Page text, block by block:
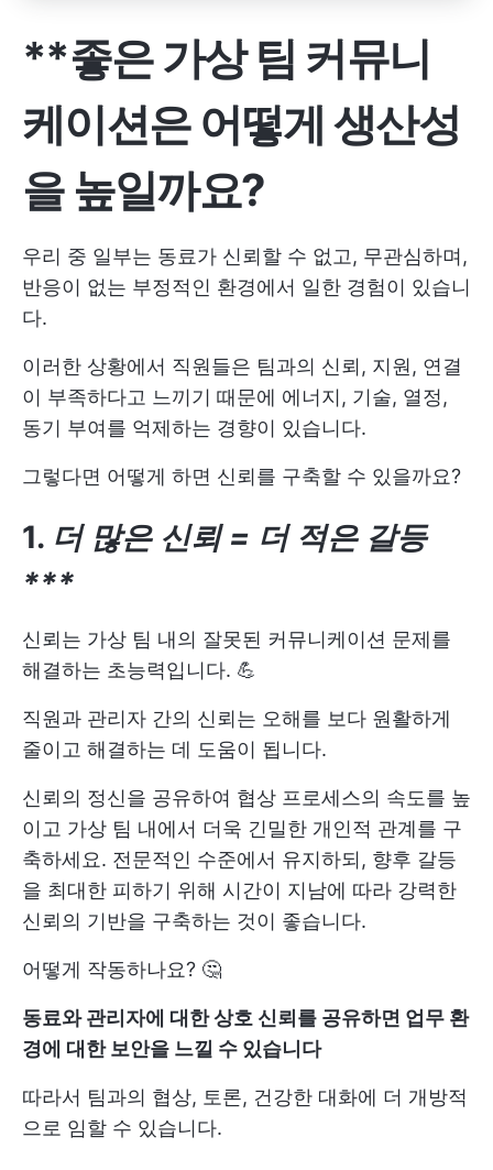
**좋은 가상 팀 커뮤니
케이션은 어떻게 생산성
을 높일까요?
우리 중 일부는 동료가 신뢰할 수 없고, 무관심하며,
반응이 없는 부정적인 환경에서 일한 경험이 있습니
다.
이러한 상황에서 직원들은 팀과의 신뢰, 지원, 연결
이 부족하다고 느끼기 때문에 에너지, 기술, 열정,
동기 부여를 억제하는 경향이 있습니다.
그렇다면 어떻게 하면 신뢰를 구축할 수 있을까요?
1. 더 많은 신뢰 = 더 적은 갈등
***
신뢰는 가상 팀 내의 잘못된 커뮤니케이션 문제를
해결하는 초능력입니다. 💪
직원과 관리자 간의 신뢰는 오해를 보다 원활하게
줄이고 해결하는 데 도움이 됩니다.
신뢰의 정신을 공유하여 협상 프로세스의 속도를 높
이고 가상 팀 내에서 더욱 긴밀한 개인적 관계를 구
축하세요. 전문적인 수준에서 유지하되, 향후 갈등
을 최대한 피하기 위해 시간이 지남에 따라 강력한
신뢰의 기반을 구축하는 것이 좋습니다.
어떻게 작동하나요? 🤔
동료와 관리자에 대한 상호 신뢰를 공유하면 업무 환
경에 대한 보안을 느낄 수 있습니다
따라서 팀과의 협상, 토론, 건강한 대화에 더 개방적
으로 임할 수 있습니다.